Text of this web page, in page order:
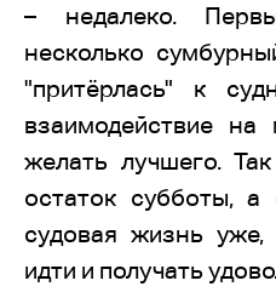
– недалеко.
несколько
"притёрлась" к
взаимодействие на
желать лучшего.
остаток субботы, а
судовая жизнь уже,
идти и получать